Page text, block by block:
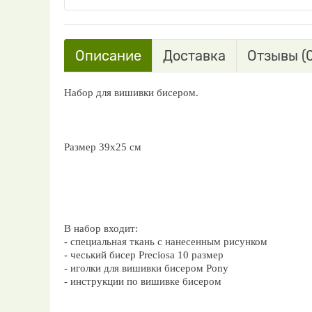
Описание Доставка Отзывы
Набор для вишивки бисером.
Размер 39х25 см
В набор входит:
- специальная ткань с нанесенным рисунком
- чеський бисер Preciosa 10 размер
- иголки для вишивки бисером Pony
- инструкции по вишивке бисером